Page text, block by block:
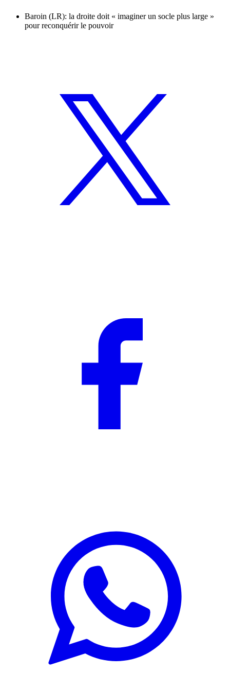
Baroin (LR): la droite doit « imaginer un socle plus large »
pour reconquérir le pouvoir